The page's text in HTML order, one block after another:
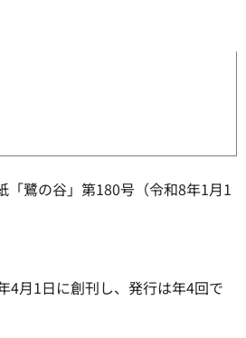
「鷺の谷」第180号（令和8年1月1
4月1日に創刊し、発行は年4回で